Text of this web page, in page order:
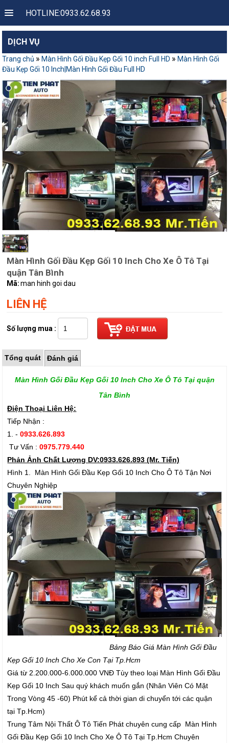
HOTLINE:0933.62.68.93
DỊCH VỤ
Trang chủ » Màn Hình Gối Đầu Kẹp Gối 10 inch Full HD » Màn Hình Gối
Đầu Kẹp Gối 10 Inch|Màn Hình Gối Đầu Full HD
Màn Hình Gối Đầu Kẹp Gối 10 Inch Cho Xe Ô Tô Tại
quận Tân Bình
Mã: man hinh goi dau
LIÊN HỆ
Số lượng mua :
Tổng quát Đánh giá
Màn Hình Gối Đầu Kẹp Gối 10 Inch Cho Xe Ô Tô Tại quận
Tân Bình
Điện Thoại Liên Hệ:
Tiếp Nhận :
1. -0933.626.893
Tư Vấn :0975.779.440
Phản Ảnh Chất Lượng DV:0933.626.893 (Mr. Tiến)
Hình 1. Màn Hình Gối Đầu Kẹp Gối 10 Inch Cho Ô Tô Tận Nơi
Chuyên Nghiệp
Bảng Báo Giá Màn Hình Gối Đầu
Kẹp Gối 10 Inch Cho Xe Con Tại Tp.Hcm
Giá từ 2.200.000-6.000.000 VNĐ Tùy theo loại Màn Hình Gối Đầu
Kẹp Gối 10 Inch Sau quý khách muốn gắn (Nhân Viên Có Mặt
Trong Vòng 45 -60) Phút kể cả thời gian di chuyển tới các quận
tại Tp.Hcm)
Trung Tâm Nội Thất Ô Tô Tiến Phát chuyên cung cấp Màn Hình
Gối Đầu Kẹp Gối 10 Inch Cho Xe Ô Tô Tại Tp.Hcm Chuyên